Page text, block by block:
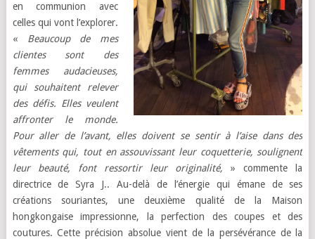
en communion avec
celles qui vont l’explorer.
« Beaucoup de mes
clientes sont des
femmes audacieuses,
qui souhaitent relever
des défis. Elles veulent
affronter le monde.
Pour aller de l’avant, elles doivent se sentir à l’aise dans des
vêtements qui, tout en assouvissant leur coquetterie, soulignent
leur beauté, font ressortir leur originalité,» commente la
directrice de Syra J.. Au-delà de l’énergie qui émane de ses
créations souriantes, une deuxième qualité de la Maison
hongkongaise impressionne, la perfection des coupes et des
coutures. Cette précision absolue vient de la persévérance de la